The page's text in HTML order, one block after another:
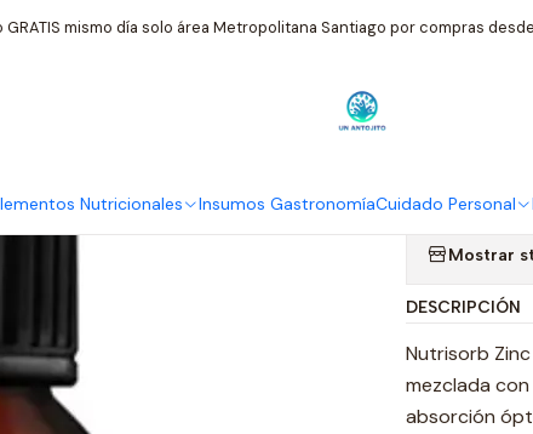
Nutricionales Insumos GastronomíaCuidado Personal
mismo día solo área Metropolitana Santiago por compras
Suplementos Nutricionales Biocare Nutrisorb Zinc Complex
Mostrar
DESCRIPCIÓN
Nutrisorb
mezclada
absorción